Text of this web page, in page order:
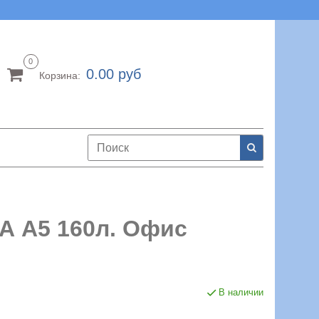
0
Корзина: 0.00 руб
А5 160л. Офис
В наличии